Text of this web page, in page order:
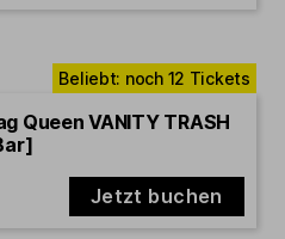
Queen VANITY TRASH
Jetzt buchen